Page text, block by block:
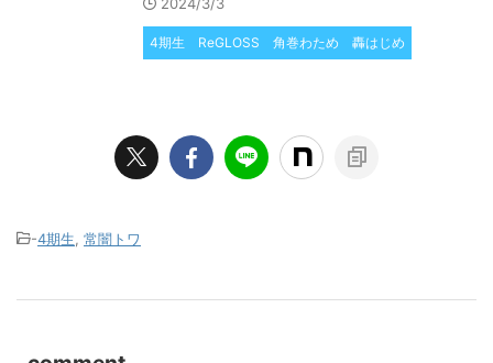
2024/3/3
4期生 ReGLOSS 角巻わため 轟はじめ
-4期生, 常闇トワ